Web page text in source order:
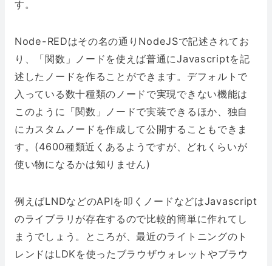
す。
Node-REDはその名の通りNodeJSで記述されてお
り、「関数」ノードを使えば普通にJavascriptを記
述したノードを作ることができます。デフォルトで
入っている数十種類のノードで実現できない機能は
このように「関数」ノードで実装できるほか、独自
にカスタムノードを作成して公開することもできま
す。(4600種類近くあるようですが、どれくらいが
使い物になるかは知りません)
例えばLNDなどのAPIを叩くノードなどはJavascript
のライブラリが存在するので比較的簡単に作れてし
まうでしょう。ところが、最近のライトニングのト
レンドはLDKを使ったブラウザウォレットやブラウ